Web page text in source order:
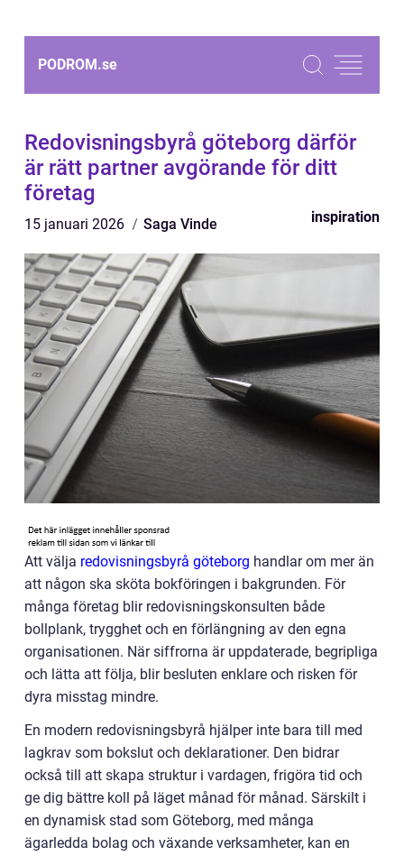
PODROM.se
Redovisningsbyrå göteborg därför
är rätt partner avgörande för ditt
företag
15 januari 2026 Saga Vinde inspiration
Att välja redovisningsbyrå göteborg handlar om mer än
att någon ska sköta bokföringen i bakgrunden. För
många företag blir redovisningskonsulten både
bollplank, trygghet och en förlängning av den egna
organisationen. När siffrorna är uppdaterade, begripliga
och lätta att följa, blir besluten enklare och risken för
dyra misstag mindre.
En modern redovisningsbyrå hjälper inte bara till med
lagkrav som bokslut och deklarationer. Den bidrar
också till att skapa struktur i vardagen, frigöra tid och
ge dig bättre koll på läget månad för månad. Särskilt i
en dynamisk stad som Göteborg, med många
ägarledda bolag och växande verksamheter, kan en